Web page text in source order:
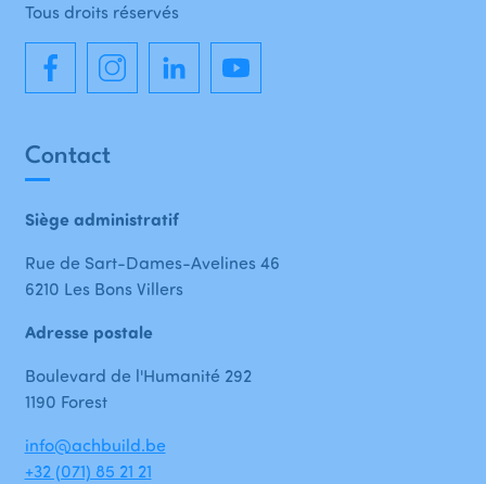
Contact
Siège administratif
Rue de Sart-Dames-Avelines 46
6210 Les Bons Villers
Adresse postale
Boulevard de l'Humanité 292
1190 Forest
info@achbuild.be
+32 (071) 85 21 21
Tous droits réservés